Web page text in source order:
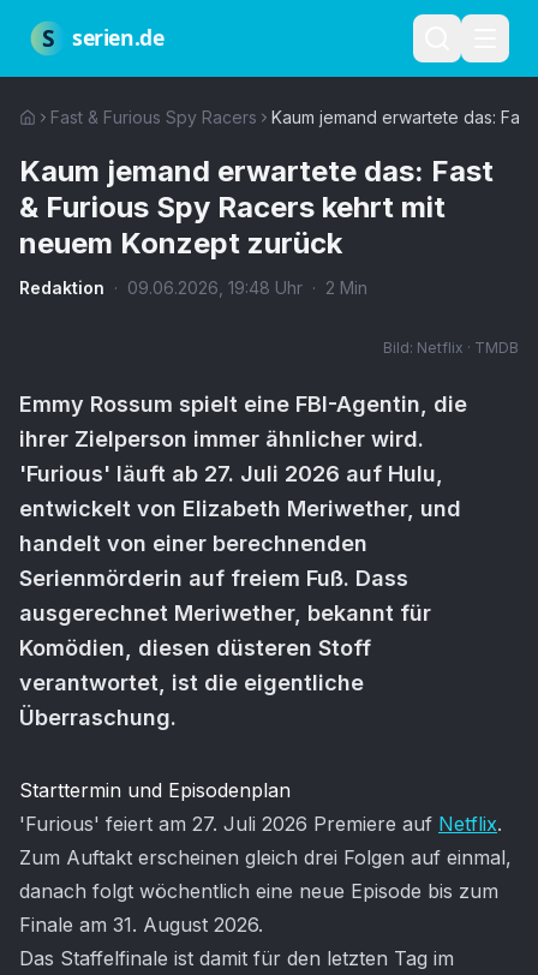
S serien.de
Fast & Furious Spy Racers Kaum jemand erwartete das:
Kaum jemand erwartete das: Fast
& Furious Spy Racers kehrt mit
neuem Konzept zurück
Redaktion · 09.06.2026 19:48 Uhr · 2 Min
Bild: Netflix · TMDB
Emmy Rossum spielt eine FBI-Agentin, die
ihrer Zielperson immer ähnlicher wird.
'Furious' läuft ab 27. Juli 2026 auf Hulu,
entwickelt von Elizabeth Meriwether, und
handelt von einer berechnenden
Serienmörderin auf freiem Fuß. Dass
ausgerechnet Meriwether, bekannt für
Komödien, diesen düsteren Stoff
verantwortet, ist die eigentliche
Überraschung.
Artikel-Inhalt
Starttermin und Episodenplan
'Furious' feiert am 27. Juli 2026 Premiere auf Netflix.
Zum Auftakt erscheinen gleich drei Folgen auf einmal,
danach folgt wöchentlich eine neue Episode bis zum
Finale am 31. August 2026.
Das Staffelfinale ist damit für den letzten Tag im
Nutzungsbedingungen